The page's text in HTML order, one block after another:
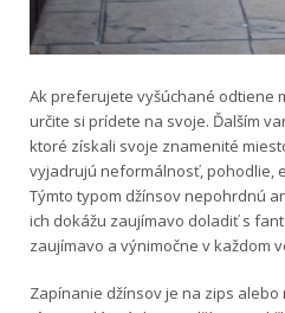
Ak preferujete vyšúchané odtiene
určite si prídete na svoje. Ďalším
ktoré získali svoje znamenité
vyjadrujú neformálnosť, pohodlie,
Týmto typom džínsov nepohrdnú
ich dokážu zaujímavo doladiť s
zaujímavo a výnimočne v každom
Zapínanie džínsov je na zips alebo